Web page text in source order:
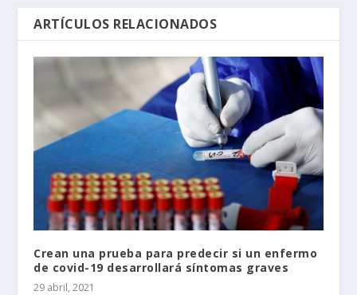
ARTÍCULOS RELACIONADOS
Crean una prueba para predecir si un enfermo
de covid-19 desarrollará síntomas graves
29 abril, 2021